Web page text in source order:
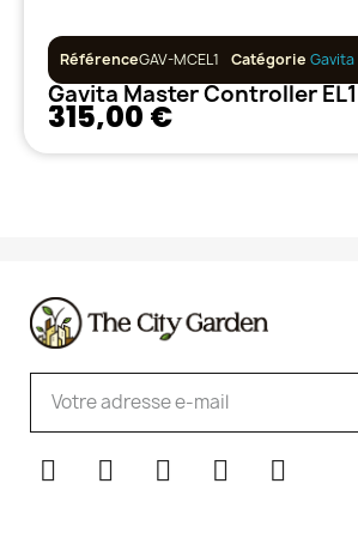
RéférenceGAV-MCEL1 Catégorie Gavita
Gavita Master Controller EL1
315,00 €